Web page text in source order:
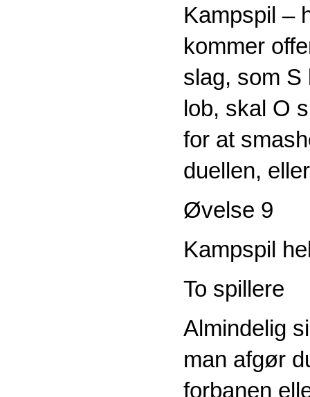
Kampspil –
kommer
slag, som
lob, skal O
for at
duellen,
Øvelse 9
Kampspil
To spillere
Almindelig
man afgør
forbanen